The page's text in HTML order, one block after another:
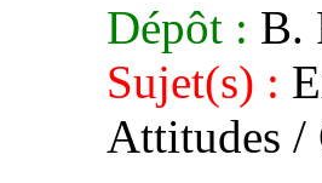
Dépôt : B.
Sujet(s) :
Attitudes /